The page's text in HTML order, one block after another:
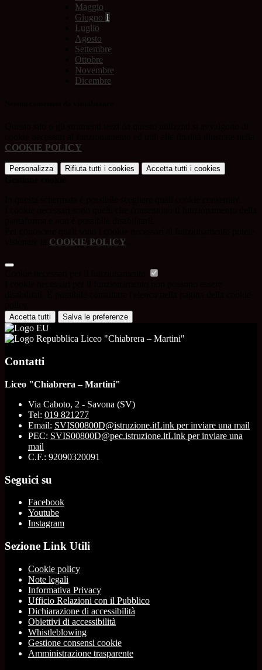
Maggio
Giugno 1
Luglio
Agosto
Settembre
Ottobre
Novembre
Dicembre
COOKIE POLICY
Personalizza Rifiuta tutti i cookies Accetta tutti i cookies
COOKIE POLICY
Accetta tutti Salva le preferenze
Liceo "Chiabrera – Martini"
Contatti
Liceo "Chiabrera – Martini"
Via Caboto, 2 - Savona (SV)
Tel: 019 821277
Email: SVIS00800D@istruzione.itLink per inviare una mail
PEC: SVIS00800D@pec.istruzione.itLink per inviare una
mail
C.F.: 92090320091
Seguici su
Facebook
Youtube
Instagram
Sezione Link Utili
Cookie policy
Note legali
Informativa Privacy
Ufficio Relazioni con il Pubblico
Dichiarazione di accessibilità
Obiettivi di accessibilità
Whistleblowing
Gestione consensi cookie
Amministrazione trasparente